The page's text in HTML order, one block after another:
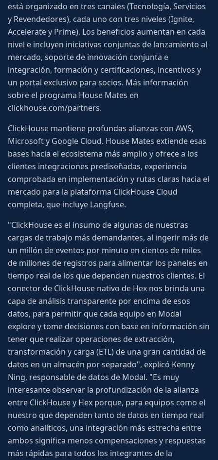
está organizado en tres canales (Tecnología, Servicios
y Revendedores), cada uno con tres niveles (Ignite,
Accelerate y Prime). Los beneficios aumentan en cada
nivel e incluyen iniciativas conjuntas de lanzamiento al
mercado, soporte de innovación conjunta e
integración, formación y certificaciones, incentivos y
un portal exclusivo para socios. Más información
sobre el programa House Mates en
clickhouse.com/partners.
ClickHouse mantiene profundas alianzas con AWS,
Microsoft y Google Cloud. House Mates extiende esas
bases hacia el ecosistema más amplio y ofrece a los
clientes integraciones prediseñadas, experiencia
comprobada en implementación y rutas claras hacia el
mercado para la plataforma ClickHouse Cloud
completa, que incluye Langfuse.
"ClickHouse es el insumo de algunas de nuestras
cargas de trabajo más demandantes, al ingerir más de
un millón de eventos por minuto en cientos de miles
de millones de registros para alimentar los paneles en
tiempo real de los que dependen nuestros clientes. El
conector de ClickHouse nativo de Hex nos brinda una
capa de análisis transparente por encima de esos
datos, para permitir que cada equipo en Modal
explore y tome decisiones con base en información sin
tener que realizar operaciones de extracción,
transformación y carga (ETL) de una gran cantidad de
datos en un almacén por separado", explicó Kenny
Ning, responsable de datos de Modal. "Es muy
interesante observar la profundización de la alianza
entre ClickHouse y Hex porque, para equipos como el
nuestro que dependen tanto de datos en tiempo real
como analíticos, una integración más estrecha entre
ambos significa menos compensaciones y respuestas
más rápidas para todos los integrantes de la